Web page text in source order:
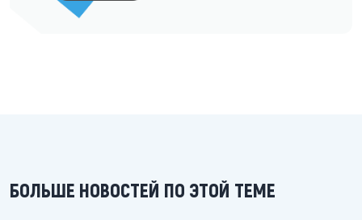
БОЛЬШЕ НОВОСТЕЙ ПО ЭТОЙ ТЕМЕ